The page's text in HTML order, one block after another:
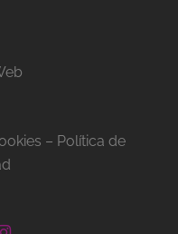
– Política de